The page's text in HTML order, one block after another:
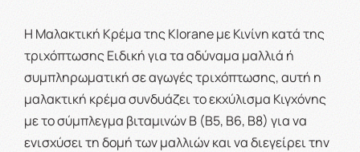
Η Μαλακτική Κρέμα της Klorane με Κινίνη κατά της
τριχόπτωσης Ειδική για τα αδύναμα μαλλιά ή
συμπληρωματική σε αγωγές τριχόπτωσης, αυτή η
μαλακτική κρέμα συνδυάζει το εκχύλισμα Κιγχόνης
με το σύμπλεγμα βιταμινών B (B5, B6, B8) για να
ενισχύσει τη δομή των μαλλιών και να διεγείρει την